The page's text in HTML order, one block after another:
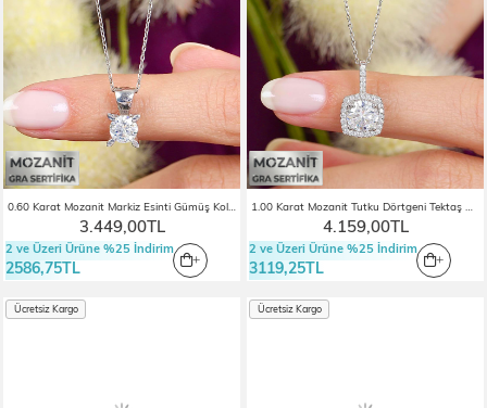
0.60 Karat Mozanit Markiz Esinti Gümüş Kolye
3.449,00TL
2 ve Üzeri Ürüne %25 İndirim
2586,75TL
1.00 Karat Mozanit Tutku Dörtgeni Tektaş Gümüş Kolye
4.159,00TL
2 ve Üzeri Ürüne %25 İndirim
3119,25TL
Ücretsiz Kargo Ücretsiz Kargo